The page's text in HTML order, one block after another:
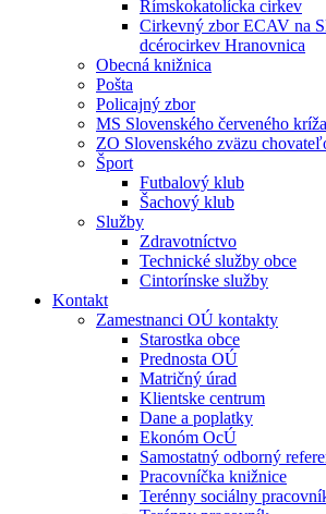
Rímskokatolícka cirkev
Cirkevný zbor ECAV na
dcérocirkev Hranovnica
Obecná knižnica
Pošta
Policajný zbor
MS Slovenského červeného kríža
ZO Slovenského zväzu
Šport
Futbalový klub
Šachový klub
Služby
Zdravotníctvo
Technické služby obce
Cintorínske služby
Kontakt
Zamestnanci OÚ kontakty
Starostka obce
Prednosta OÚ
Matričný úrad
Klientske centrum
Dane a poplatky
Ekonóm OcÚ
Samostatný odborný
Pracovníčka knižnice
Terénny sociálny